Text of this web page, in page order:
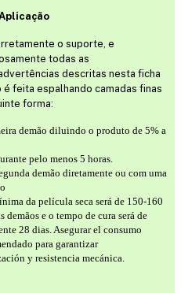
o suporte, e
todas as
descritas nesta ficha
é feita espalhando camadas finas
forma:
demão diluindo o produto de 5% a
pelo menos 5 horas.
demão diretamente ou com uma
da película seca será de 150-160
demãos e o tempo de cura será de
28 dias. Asegurar el consumo
para garantizar
y resistencia mecánica.